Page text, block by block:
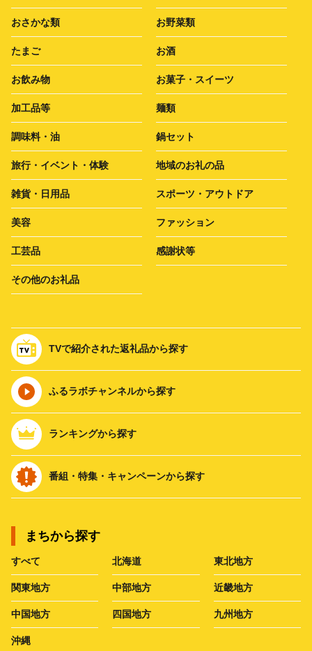
おさかな類 お野菜類
たまご お酒
お飲み物 お菓子・スイーツ
加工品等 麺類
調味料・油 鍋セット
旅行・イベント・体験 地域のお礼の品
雑貨・日用品 スポーツ・アウトドア
美容 ファッション
工芸品 感謝状等
その他のお礼品
TVで紹介された返礼品から探す
ふるラボチャンネルから探す
ランキングから探す
番組・特集・キャンペーンから探す
まちから探す
すべて 北海道 東北地方
関東地方 中部地方 近畿地方
中国地方 四国地方 九州地方
沖縄